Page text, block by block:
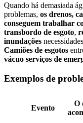
Quando há demasiada
problemas, os drenos,
conseguem trabalhar
transbordo de esgoto,
inundações
Camiões de esgotos
vácuo serviços de
Exemplos de
Evento
O